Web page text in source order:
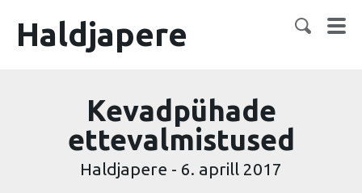
Haldjapere
Kevadpühade
ettevalmistused
Haldjapere - 6. aprill 2017